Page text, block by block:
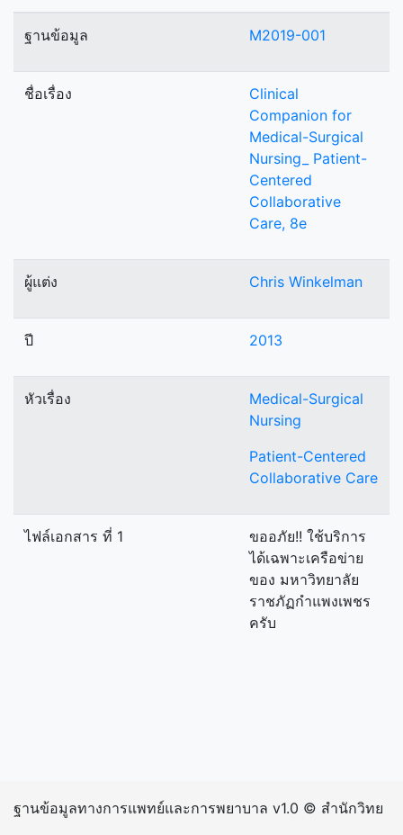
ฐานข้อมูล M2019-001
ชื่อเรื่อง
Clinical
Companion for
Medical-Surgical
Nursing_ Patient-
Centered
Collaborative
Care, 8e
ผู้แต่ง Chris Winkelman
ปี 2013
หัวเรื่อง
Medical-Surgical
Nursing
Patient-Centered
Collaborative Care
ไฟล์เอกสาร ที่ 1
ขออภัย!! ใช้บริการ
ได้เฉพาะเครือข่าย
ของ มหาวิทยาลัย
ราชภัฏกำแพงเพชร
ครับ
ฐานข้อมูลทางการแพทย์และการพยาบาล v1.0 © สำนักวิทย